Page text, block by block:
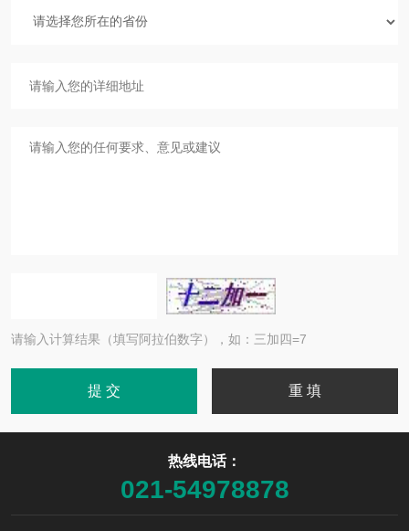
请输入计算结果（填写阿拉伯数字），如：三加四=7
热线电话：
021-54978878